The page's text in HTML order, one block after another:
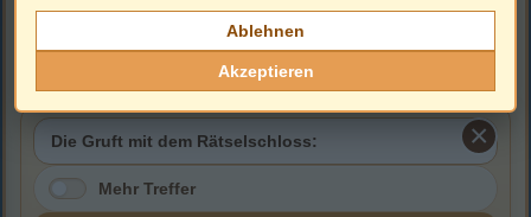
Die Gruft mit dem
Rätselschloss:
Mehr Treffer
Ablehnen
Akzeptieren